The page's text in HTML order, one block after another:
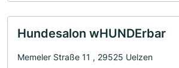
Hundesalon wHUNDErbar
Memeler Straße 11 , 29525 Uelzen